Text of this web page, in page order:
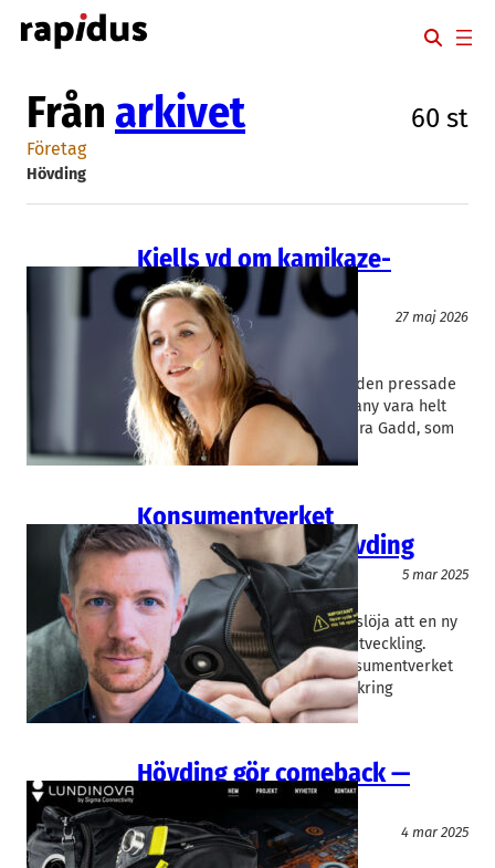
Hoppa
till
Från arkivet 60 st
Företag
Hövding
Kjells vd om kamikaze-
uppdraget
Event Handel
27 maj 2026
Boozt, Hövding,
Gunnar Wrede, Sandra Gadd
Senast om tre år ska läget för den pressade
elektronikkedjan Kjell & Company vara helt
annorlunda. Det säger vd Sandra Gadd, som
tagit på sig…
Konsumentverket
kommenterar ny Hövding
Teknik/Verkstadsindustri
5 mar 2025
Hövding
Kristoffer Pettersson
Rapidus kunde på tisdagen avslöja att en ny
Hövding-cykelhjälm är under utveckling.
Föregångaren dödades av Konsumentverket
som nu ger sina kommentarer kring
utsikterna för en…
Hövding gör comeback —
utvecklas i Lund
Teknik/Verkstadsindustri
4 mar 2025
Hövding, Lundinova